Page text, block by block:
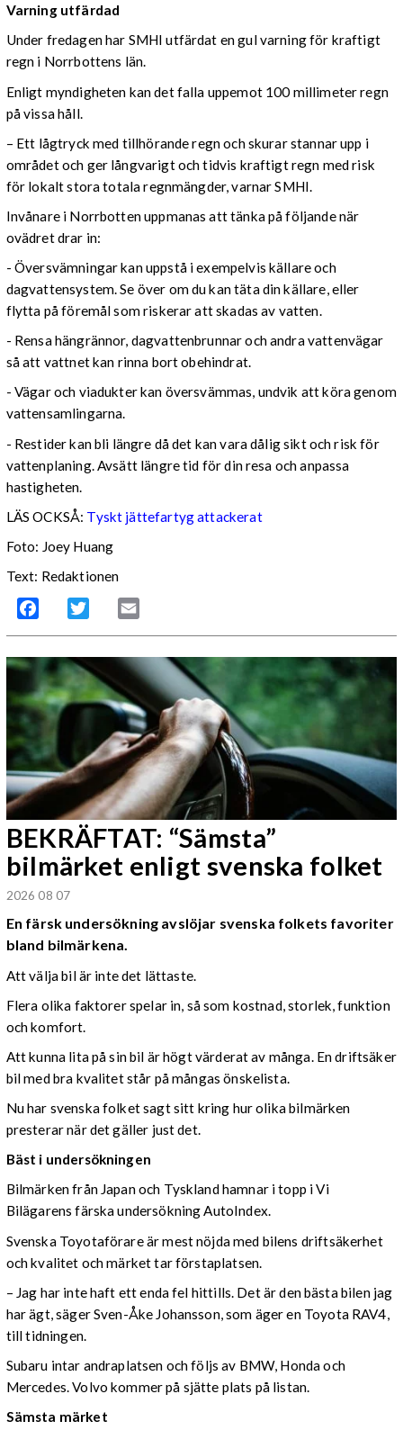
Varning utfärdad
Under fredagen har SMHI utfärdat en gul varning för kraftigt
regn i Norrbottens län.
Enligt myndigheten kan det falla uppemot 100 millimeter regn
på vissa håll.
– Ett lågtryck med tillhörande regn och skurar stannar upp i
området och ger långvarigt och tidvis kraftigt regn med risk
för lokalt stora totala regnmängder, varnar SMHI.
Invånare i Norrbotten uppmanas att tänka på följande när
ovädret drar in:
- Översvämningar kan uppstå i exempelvis källare och
dagvattensystem. Se över om du kan täta din källare, eller
flytta på föremål som riskerar att skadas av vatten.
- Rensa hängrännor, dagvattenbrunnar och andra vattenvägar
så att vattnet kan rinna bort obehindrat.
- Vägar och viadukter kan översvämmas, undvik att köra genom
vattensamlingarna.
- Restider kan bli längre då det kan vara dålig sikt och risk för
vattenplaning. Avsätt längre tid för din resa och anpassa
hastigheten.
LÄS OCKSÅ: Tyskt jättefartyg attackerat
Foto: Joey Huang
Text: Redaktionen
Facebook Twitter
BEKRÄFTAT: “Sämsta”
bilmärket enligt svenska folket
2026 08 07
En färsk undersökning avslöjar svenska folkets favoriter
bland bilmärkena.
Att välja bil är inte det lättaste.
Flera olika faktorer spelar in, så som kostnad, storlek, funktion
och komfort.
Att kunna lita på sin bil är högt värderat av många. En driftsäker
bil med bra kvalitet står på mångas önskelista.
Nu har svenska folket sagt sitt kring hur olika bilmärken
presterar när det gäller just det.
Bäst i undersökningen
Bilmärken från Japan och Tyskland hamnar i topp i Vi
Bilägarens färska undersökning AutoIndex.
Svenska Toyotaförare är mest nöjda med bilens driftsäkerhet
och kvalitet och märket tar förstaplatsen.
– Jag har inte haft ett enda fel hittills. Det är den bästa bilen jag
har ägt, säger Sven-Åke Johansson, som äger en Toyota RAV4,
till tidningen.
Subaru intar andraplatsen och följs av BMW, Honda och
Mercedes. Volvo kommer på sjätte plats på listan.
Sämsta märket